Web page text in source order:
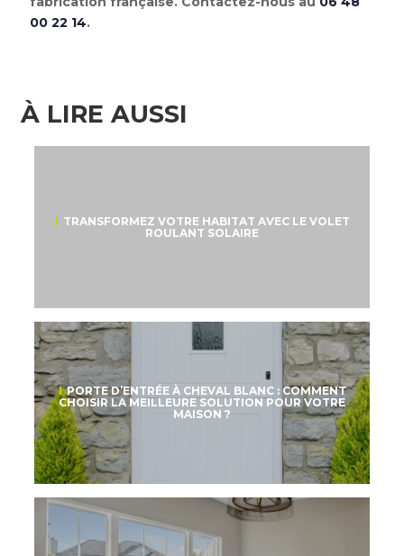
00 22 14.
À LIRE AUSSI
TRANSFORMEZ VOTRE HABITAT AVEC LE VOLET
ROULANT SOLAIRE
PORTE D’ENTRÉE À CHEVAL BLANC : COMMENT
CHOISIR LA MEILLEURE SOLUTION POUR VOTRE
MAISON ?